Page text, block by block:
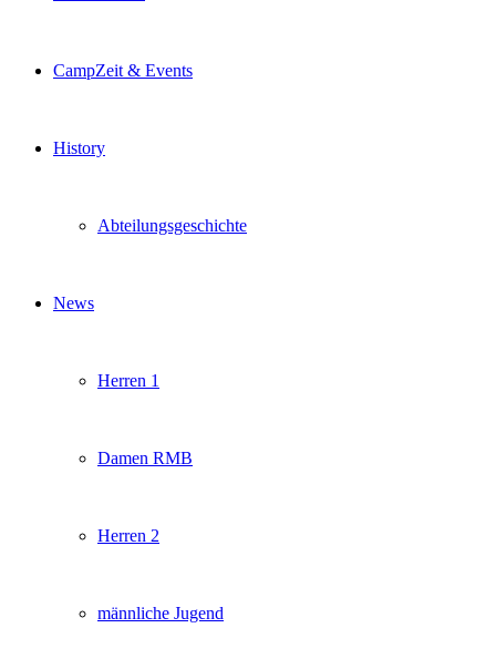
CampZeit & Events
History
Abteilungsgeschichte
News
Herren 1
Damen RMB
Herren 2
männliche Jugend